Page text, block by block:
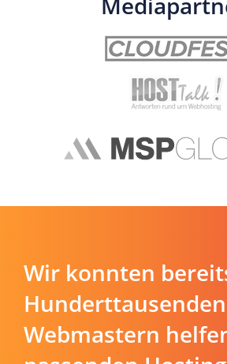
Wir konnten
Hunderttausenden
Webmastern